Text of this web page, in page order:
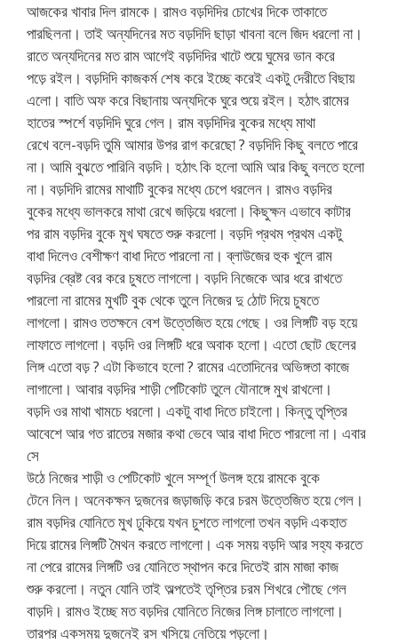
আজকের খাবার দিল রামকে। রামও বড়দিদির চোখের দিকে তাকাতে
পারছিলনা। তাই অন্যদিনের মত বড়দিদি ছাড়া খাবনা বলে জিদ ধরলো না।
রাতে অন্যদিনের মত রাম আগেই বড়দিদির খাটে শুয়ে ঘুমের ভান করে
পড়ে রইল। বড়দিদি কাজকর্ম শেষ করে ইচ্ছে করেই একটু দেরীতে বিছায়
এলো। বাতি অফ করে বিছানায় অন্যদিকে ঘুরে শুয়ে রইল। হঠাৎ রামের
হাতের স্পর্শে বড়দিদি ঘুরে গেল। রাম বড়দিদির বুকের মধ্যে মাথা
রেখে বলে-বড়দি তুমি আমার উপর রাগ করেছো ? বড়দিদি কিছু বলতে পারে
না। আমি বুঝতে পারিনি বড়দি। হঠাৎ কি হলো আমি আর কিছু বলতে হলো
না। বড়দিদি রামের মাথাটি বুকের মধ্যে চেপে ধরলেন। রামও বড়দির
বুকের মধ্যে ভালকরে মাথা রেখে জড়িয়ে ধরলো। কিছুক্ষন এভাবে কাটার
পর রাম বড়দির বুকে মুখ ঘষতে শুরু করলো। বড়দি প্রথম প্রথম একটু
বাধা দিলেও বেশীক্ষণ বাধা দিতে পারলো না। ব্লাউজের হুক খুলে রাম
বড়দির ব্রেষ্ট বের করে চুষতে লাগলো। বড়দি নিজেকে আর ধরে রাখতে
পারলো না রামের মুখটি বুক থেকে তুলে নিজের দু ঠোট দিয়ে চুষতে
লাগলো। রামও ততক্ষনে বেশ উত্তেজিত হয়ে গেছে। ওর লিঙ্গটি বড় হয়ে
লাফাতে লাগলো। বড়দি ওর লিঙ্গটি ধরে অবাক হলো। এতো ছোট ছেলের
লিঙ্গ এতো বড় ? এটা কিভাবে হলো ? রামের এতোদিনের অভিঙ্গতা কাজে
লাগালো। আবার বড়দির শাড়ী পেটিকোট তুলে যৌনাঙ্গে মুখ রাখলো।
বড়দি ওর মাথা খামচে ধরলো। একটু বাধা দিতে চাইলো। কিন্তু তৃপ্তির
আবেশে আর গত রাতের মজার কথা ভেবে আর বাধা দিতে পারলো না। এবার
সে
উঠে নিজের শাড়ী ও পেটিকোট খুলে সম্পূর্ণ উলঙ্গ হয়ে রামকে বুকে
টেনে নিল। অনেকক্ষন দুজনের জড়াজড়ি করে চরম উত্তেজিত হয়ে গেল।
রাম বড়দির যোনিতে মুখ ঢুকিয়ে যখন চুশতে লাগলো তখন বড়দি একহাত
দিয়ে রামের লিঙ্গটি মৈথন করতে লাগলো। এক সময় বড়দি আর সহ্য করতে
না পেরে রামের লিঙ্গটি ওর যোনিতে স্থাপন করে দিতেই রাম মাজা কাজ
শুরু করলো। নতুন যোনি তাই অল্পতেই তৃপ্তির চরম শিখরে পৌছে গেল
বাড়দি। রামও ইচ্ছে মত বড়দির যোনিতে নিজের লিঙ্গ চালাতে লাগলো।
তারপর একসময় দুজনেই রস খসিয়ে নেতিয়ে পড়লো।